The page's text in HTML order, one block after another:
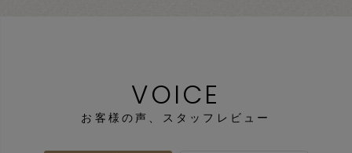
VOICE
お客様の声、スタッフレビュー